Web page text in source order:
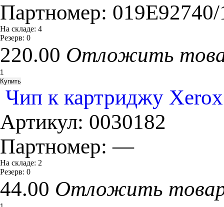
Партномер:
На складе: 4
Резерв: 0
220.00 Отложить
Чип к картриджу
Артикул: 0030182
Партномер:—
На складе: 2
Резерв: 0
44.00 Отложить